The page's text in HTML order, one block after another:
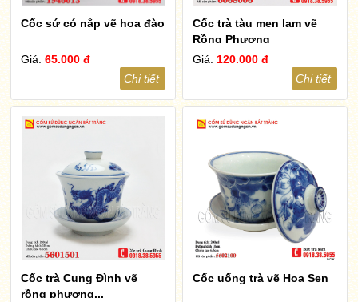
Cốc sứ có nắp vẽ hoa đào
Giá:65.000 đ
Chi tiết
Cốc trà tàu men lam vẽ
Rồng Phượng
Giá:120.000 đ
Chi tiết
Cốc trà Cung Đình vẽ
rồng phượng...
Cốc uống trà vẽ Hoa Sen